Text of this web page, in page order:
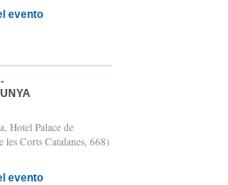
evento
Hotel Palace de
Corts Catalanes, 668)
evento